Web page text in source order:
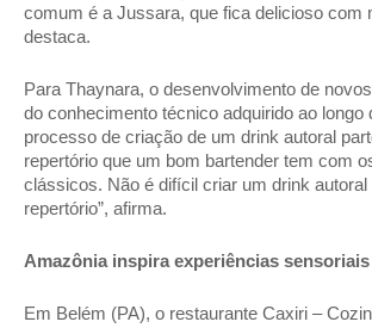
comum é a Jussara, que fica delicioso com
destaca.
Para Thaynara, o desenvolvimento de
do conhecimento técnico adquirido ao longo
processo de criação de um drink autoral
repertório que um bom bartender tem com
clássicos. Não é difícil criar um drink
repertório”, afirma.
Amazônia inspira experiências sensoriais
Em Belém (PA), o restaurante Caxiri –